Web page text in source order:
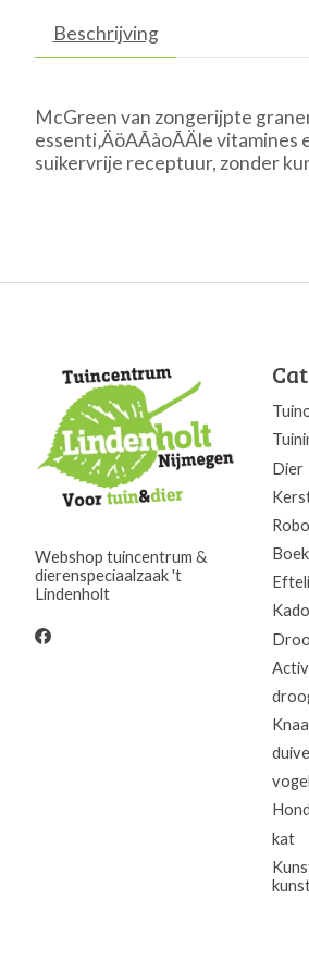
Beschrijving
McGreen van zongerijpte
essenti‚ÄöAÃàoÃÄle vitamines
suikervrije receptuur, zonder
Webshop tuincentrum &
dierenspeciaalzaak 't
Lindenholt
Dier
vogel
Hond
kat